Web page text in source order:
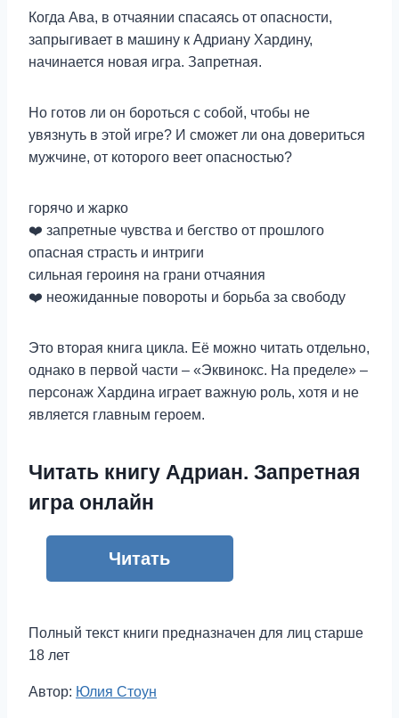
Когда Ава, в отчаянии спасаясь от опасности,
запрыгивает в машину к Адриану Хардину,
начинается новая игра. Запретная.
Но готов ли он бороться с собой, чтобы не
увязнуть в этой игре? И сможет ли она довериться
мужчине, от которого веет опасностью?
горячо и жарко
‍❤️‍ запретные чувства и бегство от прошлого
опасная страсть и интриги
сильная героиня на грани отчаяния
‍❤️‍ неожиданные повороты и борьба за свободу
Это вторая книга цикла. Её можно читать отдельно,
однако в первой части – «Эквинокс. На пределе» –
персонаж Хардина играет важную роль, хотя и не
является главным героем.
Читать книгу Адриан. Запретная
игра онлайн
Читать
Полный текст книги предназначен для лиц старше
18 лет
Метки
Автор: Юлия Стоун